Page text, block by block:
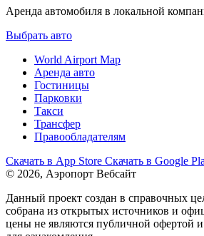
Аренда автомобиля в локальной
Выбрать авто
World Airport Map
Аренда авто
Гостиницы
Парковки
Такси
Трансфер
Правообладателям
Скачать в App Store Скачать в Google
© 2026, Аэропорт Вебсайт
Данный проект создан в справочных
собрана из открытых источников и
цены не являются публичной офертой